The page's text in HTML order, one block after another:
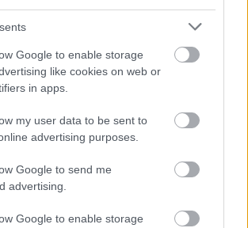
Google to enable storage
like cookies on web or
in apps.
my user data to be sent to
advertising purposes.
Google to send me
advertising.
Google to enable storage